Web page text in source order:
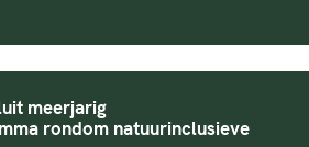
meerjarig
rondom natuurinclusieve